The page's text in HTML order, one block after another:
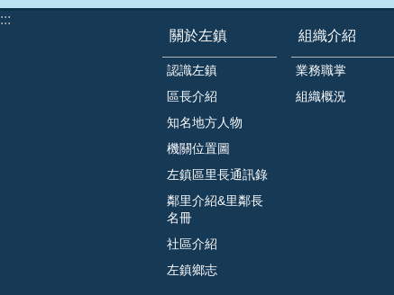
:::
關於左鎮
認識左鎮
區長介紹
知名地方人物
機關位置圖
左鎮區里長通訊錄
鄰里介紹&里鄰長
名冊
社區介紹
左鎮鄉志
組織介紹
業務職掌
組織概況